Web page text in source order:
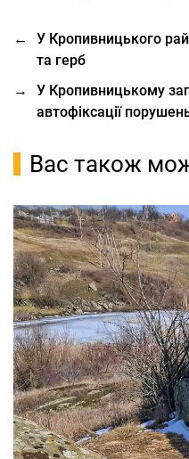
←
У Кропивницького
та герб
→
У Кропивницькому
автофіксації
Вас також